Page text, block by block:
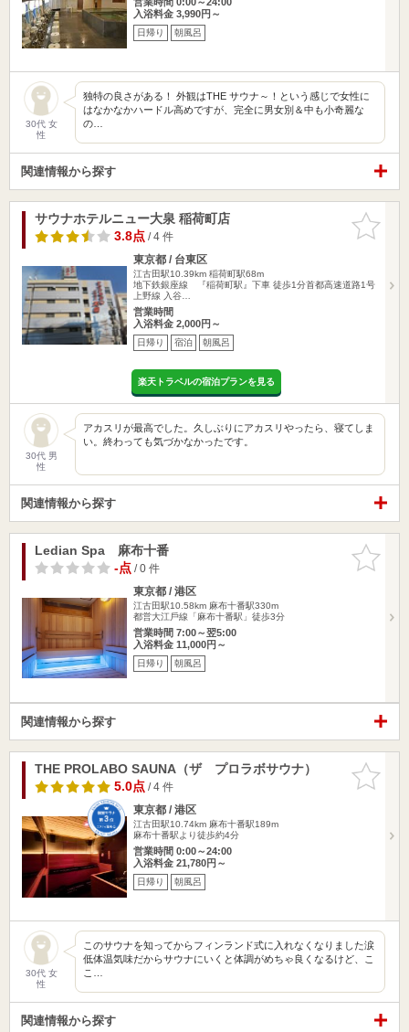
入浴料金 3,990円～
日帰り 朝風呂
30代 女
性
独特の良さがある！ 外観はTHE サウナ～！という感じで女性に
はなかなかハードル高めですが、完全に男女別＆中も小奇麗な
の…
関連情報から探す
お気に入
りに追加
サウナホテルニュー大泉 稲荷町店
3.8点/ 4 件
東京都 / 台東区
江古田駅10.39km 稲荷町駅68m
地下鉄銀座線 『稲荷町駅』下車 徒歩1分首都高速道路1号
上野線 入谷…
営業時間
入浴料金 2,000円～
日帰り 宿泊 朝風呂
楽天トラベルの宿泊プランを見る
30代 男
性
アカスリが最高でした。久しぶりにアカスリやったら、寝てしま
い。終わっても気づかなかったです。
関連情報から探す
お気に入
りに追加
Ledian Spa 麻布十番
-点/ 0 件
東京都 / 港区
江古田駅10.58km 麻布十番駅330m
都営⼤江⼾線「麻布十番駅」徒歩3分
営業時間 7:00～翌5:00
入浴料金 11,000円～
日帰り 朝風呂
関連情報から探す
お気に入
りに追加
THE PROLABO SAUNA（ザ プロラボサウナ）
5.0点/ 4 件
東京都 / 港区
江古田駅10.74km 麻布十番駅189m
麻布十番駅より徒歩約4分
営業時間 0:00～24:00
入浴料金 21,780円～
日帰り 朝風呂
30代 女
性
このサウナを知ってからフィンランド式に入れなくなりました涙
低体温気味だからサウナにいくと体調がめちゃ良くなるけど、こ
こ…
関連情報から探す